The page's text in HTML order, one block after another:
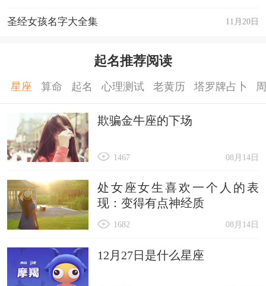
11月20日
圣经女孩名字大全集
起名推荐阅读
星座 算命 起名 心理测试 老黄历 塔罗牌占卜
欺骗金牛座的下场
08月14日
1467
处女座女生喜欢一个人的表
现：变得有点神经质
08月14日
1682
12月27日是什么星座